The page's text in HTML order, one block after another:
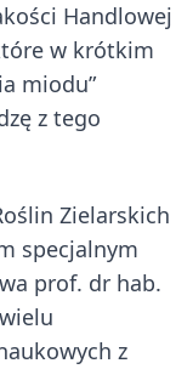
Handlowej
w krótkim
miodu”
z tego
Zielarskich
specjalnym
prof. dr hab.
z